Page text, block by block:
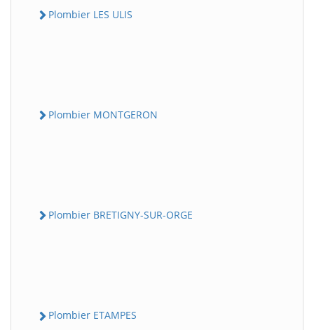
Plombier LES ULIS
Plombier MONTGERON
Plombier BRETIGNY-SUR-ORGE
Plombier ETAMPES